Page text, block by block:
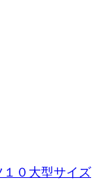
０ 大型サイズ